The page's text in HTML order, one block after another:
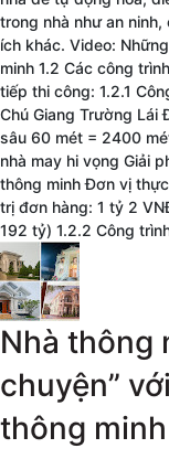
trong nhà như an
ích khác. Video:
minh 1.2 Các công
tiếp thi công: 1.2.1
Chú Giang Trường Lái
sâu 60 mét = 2400
nhà may hi vọng Giải
thông minh Đơn vị thực
trị đơn hàng: 1 tỷ 2
192 tỷ) 1.2.2 Công
Nhà thông
chuyện”
thông